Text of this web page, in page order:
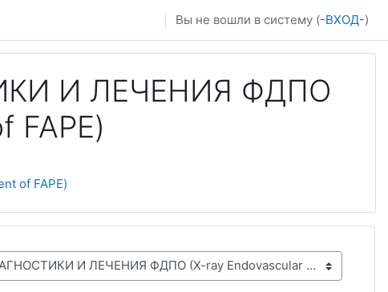
Вы не вошли в систему (-ВХОД-)
И ЛЕЧЕНИЯ ФДПО
FAPE)
of FAPE)